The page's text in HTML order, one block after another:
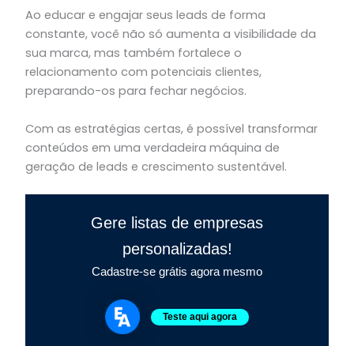
Ao educar e engajar seus leads de forma
constante, você não só aumenta a visibilidade da
sua marca, mas também fortalece o
relacionamento com potenciais clientes,
preparando-os para fechar negócios.
Com as estratégias certas, é possível transformar
conteúdos em uma verdadeira máquina de
geração de leads e crescimento sustentável.
Gere listas de empresas
personalizadas!
Cadastre-se grátis agora mesmo
Teste aqui agora